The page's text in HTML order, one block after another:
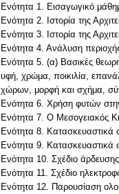
Ενότητα 1. Εισαγωγικό
Ενότητα 2. Ιστορία της
Ενότητα 3. Ιστορία της
Ενότητα 4. Ανάλυση
Ενότητα 5. (α) Βασικές
υφή, χρώμα, ποικιλία,
χώρων, μορφή και σχήμα,
Ενότητα 6. Χρήση φυτών στην
Ενότητα 7. Ο Μεσογειακός
Ενότητα 8. Κατασκευαστικά
Ενότητα 9. Κατασκευαστικά
Ενότητα 10. Σχέδιο άρδευσης
Ενότητα 11. Σχέδιο
Ενότητα 12. Παρουσίαση